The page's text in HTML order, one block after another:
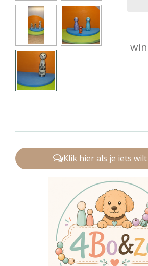
Klik hier als je iets